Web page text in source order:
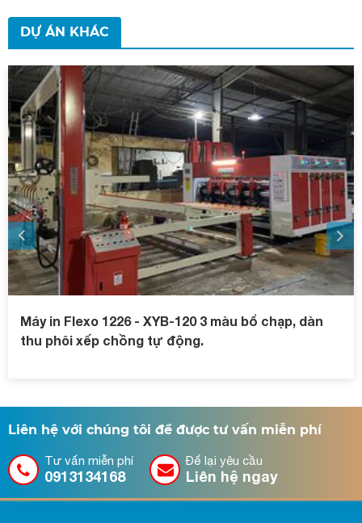
DỰ ÁN KHÁC
Máy in Flexo 1226 - XYB-120 3 màu bổ chạp, dàn
thu phôi xếp chồng tự động.
Liên hệ với chúng tôi để được tư vấn miễn phí
Tư vấn miễn phí
0913134168
Để lại yêu cầu
Liên hệ ngay